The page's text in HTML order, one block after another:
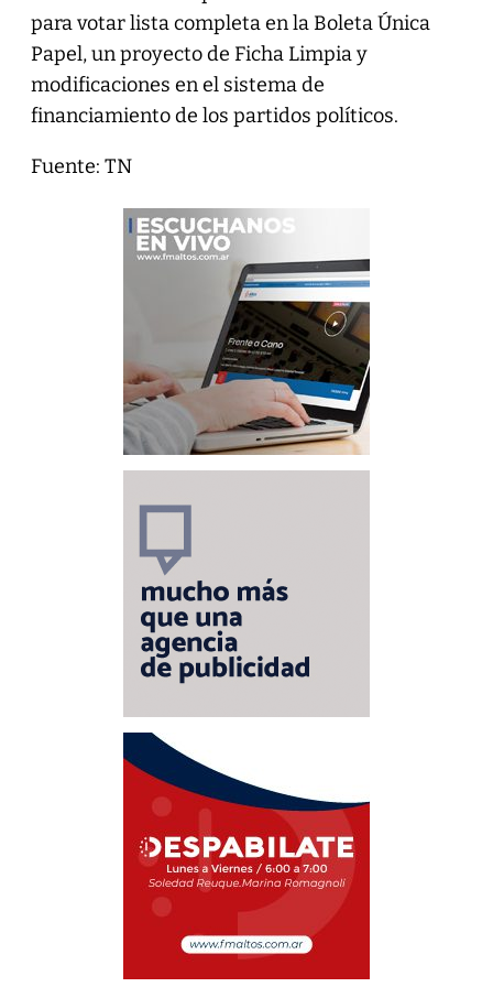
para votar lista completa en la Boleta Única
Papel, un proyecto de Ficha Limpia y
modificaciones en el sistema de
financiamiento de los partidos políticos.
Fuente: TN